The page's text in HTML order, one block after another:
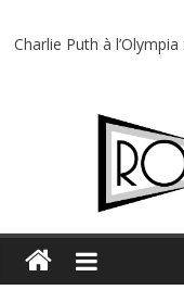
Charlie Puth à
Festival Triptyque : un
Hellfest 2026 vendredi
Hellfest 2026 jeudi :
Première édition du